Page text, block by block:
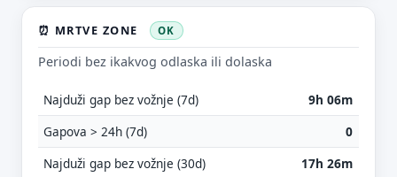
⏰ MRTVE ZONE OK
Periodi bez ikakvog odlaska ili dolaska
Najduži gap bez vožnje (7d)
9h 06m
Gapova > 24h (7d)
0
Najduži gap bez vožnje (30d)
17h 26m